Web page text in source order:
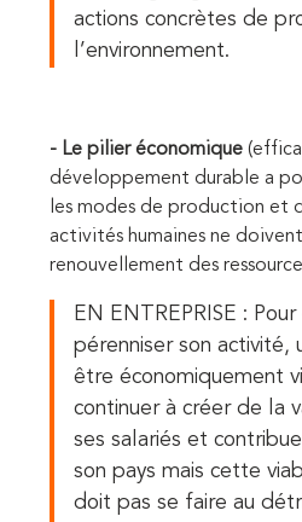
actions concrètes de
l’environnement.
- Le pilier économique
développement durable a
les modes de production et
activités humaines ne
renouvellement des
EN ENTREPRISE :
pérenniser son activité,
être économiquement
continuer à créer de la
ses salariés et
son pays mais cette
doit pas se faire au